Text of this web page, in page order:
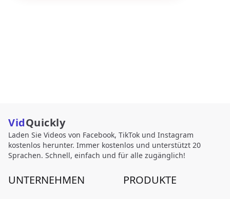
VidQuickly
Laden Sie Videos von Facebook, TikTok und Instagram
kostenlos herunter. Immer kostenlos und unterstützt 20
Sprachen. Schnell, einfach und für alle zugänglich!
UNTERNEHMEN PRODUKTE